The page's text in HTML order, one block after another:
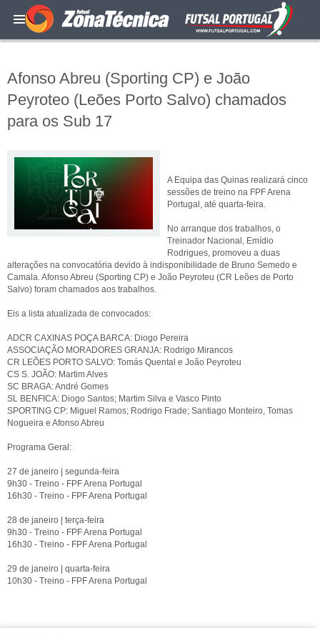
Afonso Abreu (Sporting CP) e João
Peyroteo (Leões Porto Salvo) chamados
para os Sub 17
A Equipa das Quinas realizará cinco
sessões de treino na FPF Arena
Portugal, até quarta-feira.
No arranque dos trabalhos, o
Treinador Nacional, Emídio
Rodrigues, promoveu a duas
alterações na convocatória devido à indisponibilidade de Bruno Semedo e
Camala. Afonso Abreu (Sporting CP) e João Peyroteu (CR Leões de Porto
Salvo) foram chamados aos trabalhos.
Eis a lista atualizada de convocados:
ADCR CAXINAS POÇA BARCA: Diogo Pereira
ASSOCIAÇÃO MORADORES GRANJA: Rodrigo Mirancos
CR LEÕES PORTO SALVO: Tomás Quental e João Peyroteu
CS S. JOÃO: Martim Alves
SC BRAGA: André Gomes
SL BENFICA: Diogo Santos; Martim Silva e Vasco Pinto
SPORTING CP: Miguel Ramos; Rodrigo Frade; Santiago Monteiro, Tomas
Nogueira e Afonso Abreu
Programa Geral:
27 de janeiro | segunda-feira
9h30 - Treino - FPF Arena Portugal
16h30 - Treino - FPF Arena Portugal
28 de janeiro | terça-feira
9h30 - Treino - FPF Arena Portugal
16h30 - Treino - FPF Arena Portugal
29 de janeiro | quarta-feira
10h30 - Treino - FPF Arena Portugal